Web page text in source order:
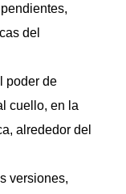
del
poder de
cuello, en la
alrededor del
versiones,